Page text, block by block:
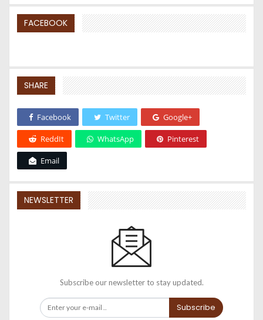
FACEBOOK
SHARE
Facebook Twitter Google+
ReddIt WhatsApp Pinterest
Email
NEWSLETTER
Subscribe our newsletter to stay updated.
Subscribe